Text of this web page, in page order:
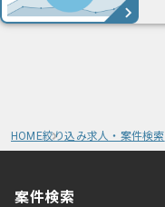
HOME絞り込み求人・案件検索
案件検索